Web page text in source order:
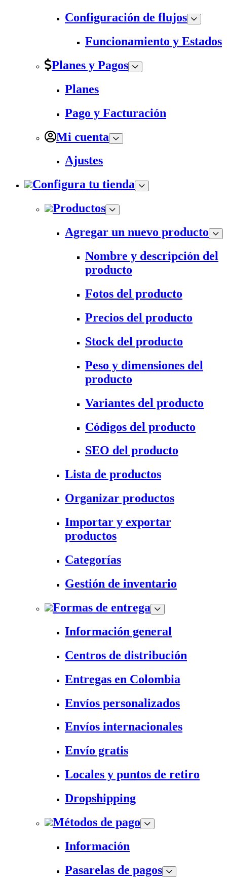
Configuración de flujos
Funcionamiento y Estados
Planes y Pagos
Planes
Pago y Facturación
Mi cuenta
Ajustes
Configura tu tienda
Productos
Agregar un nuevo producto
Nombre y descripción del
producto
Fotos del producto
Precios del producto
Stock del producto
Peso y dimensiones del
producto
Variantes del producto
Códigos del producto
SEO del producto
Lista de productos
Organizar productos
Importar y exportar
productos
Categorías
Gestión de inventario
Formas de entrega
Información general
Centros de distribución
Entregas en Colombia
Envíos personalizados
Envíos internacionales
Envío gratis
Locales y puntos de retiro
Dropshipping
Métodos de pago
Información
Pasarelas de pagos